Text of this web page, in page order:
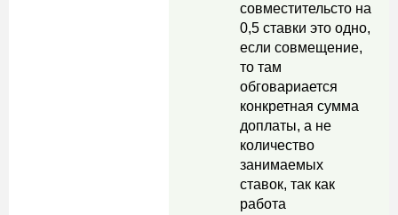
совместительсто на
0,5 ставки это одно,
если совмещение,
то там
обговариается
конкретная сумма
доплаты, а не
количество
занимаемых
ставок, так как
работа